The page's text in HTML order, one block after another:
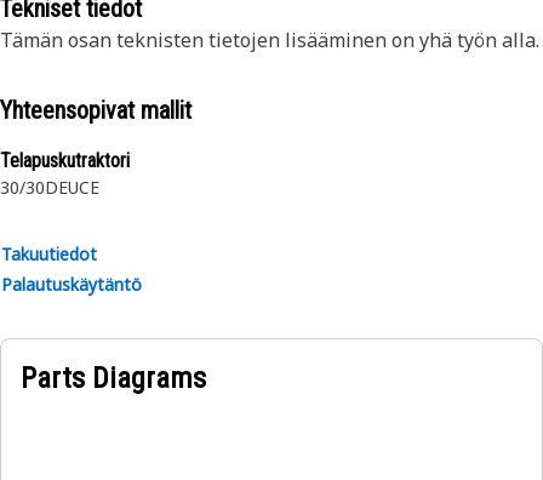
Tekniset tiedot
Tämän osan teknisten tietojen lisääminen on yhä työn alla.
Yhteensopivat mallit
Telapuskutraktori
30/30DEUCE
Takuutiedot
Palautuskäytäntö
Parts Diagrams